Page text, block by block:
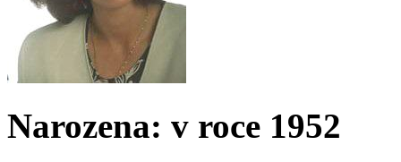
Narozena: v roce 1952